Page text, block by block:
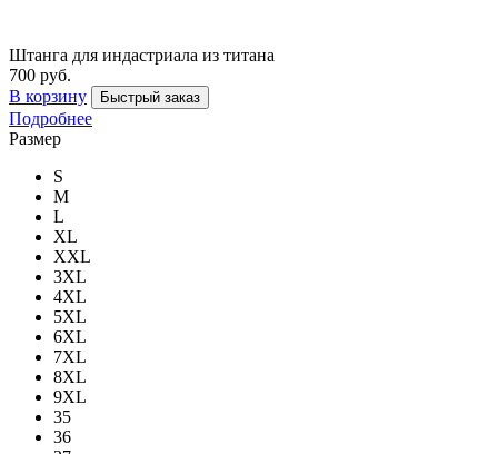
Штанга для индастриала из титана
700 руб.
В корзину
Быстрый заказ
Подробнее
Размер
S
M
L
XL
XXL
3XL
4XL
5XL
6XL
7XL
8XL
9XL
35
36